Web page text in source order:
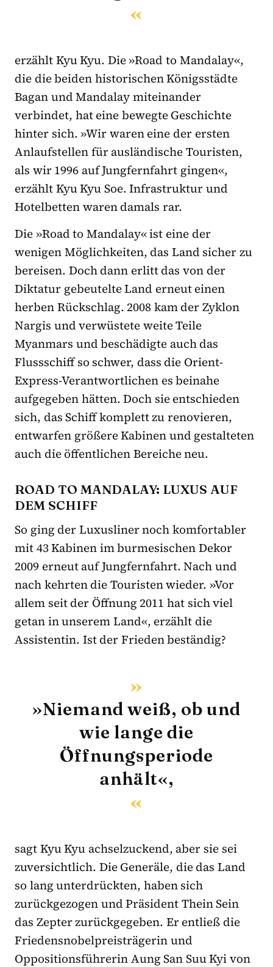
erzählt Kyu Kyu. Die »Road to Mandalay«,
die die beiden historischen Königsstädte
Bagan und Mandalay miteinander
verbindet, hat eine bewegte Geschichte
hinter sich. »Wir waren eine der ersten
Anlaufstellen für ausländische Touristen,
als wir 1996 auf Jungfernfahrt gingen«,
erzählt Kyu Kyu Soe. Infrastruktur und
Hotelbetten waren damals rar.
Die »Road to Mandalay« ist eine der
wenigen Möglichkeiten, das Land sicher zu
bereisen. Doch dann erlitt das von der
Diktatur gebeutelte Land erneut einen
herben Rückschlag. 2008 kam der Zyklon
Nargis und verwüstete weite Teile
Myanmars und beschädigte auch das
Flussschiff so schwer, dass die Orient-
Express-Verantwortlichen es beinahe
aufgegeben hätten. Doch sie entschieden
sich, das Schiff komplett zu renovieren,
entwarfen größere Kabinen und gestalteten
auch die öffentlichen Bereiche neu.
ROAD TO MANDALAY: LUXUS AUF
DEM SCHIFF
So ging der Luxusliner noch komfortabler
mit 43 Kabinen im burmesischen Dekor
2009 erneut auf Jungfernfahrt. Nach und
nach kehrten die Touristen wieder. »Vor
allem seit der Öffnung 2011 hat sich viel
getan in unserem Land«, erzählt die
Assistentin. Ist der Frieden beständig?
»Niemand weiß, ob und
wie lange die
Öffnungsperiode
anhält«,
sagt Kyu Kyu achselzuckend, aber sie sei
zuversichtlich. Die Generäle, die das Land
so lang unterdrückten, haben sich
zurückgezogen und Präsident Thein Sein
das Zepter zurückgegeben. Er entließ die
Friedensnobelpreisträgerin und
Oppositionsführerin Aung San Suu Kyi von